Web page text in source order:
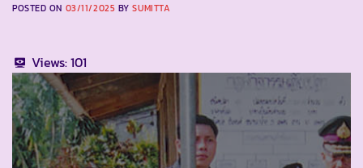
POSTED ON 03/11/2025 BYSUMITTA
Views:101